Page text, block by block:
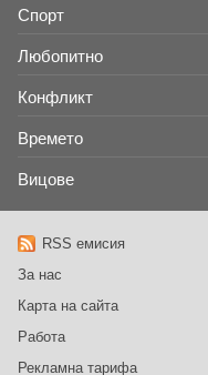
Спорт
Любопитно
Конфликт
Времето
Вицове
RSS емисия
За нас
Карта на сайта
Работа
Рекламна тарифа